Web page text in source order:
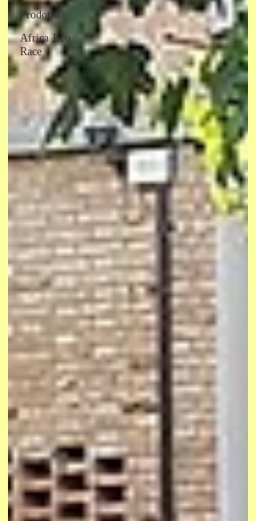
Prodotto
Africa Eco
Race